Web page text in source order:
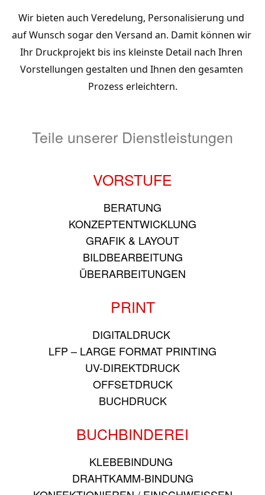
Wir bieten auch Veredelung, Personalisierung und
auf Wunsch sogar den Versand an. Damit können wir
Ihr Druckprojekt bis ins kleinste Detail nach Ihren
Vorstellungen gestalten und Ihnen den gesamten
Prozess erleichtern.
Teile unserer Dienstleistungen
VORSTUFE
BERATUNG
KONZEPTENTWICKLUNG
GRAFIK & LAYOUT
BILDBEARBEITUNG
ÜBERARBEITUNGEN
PRINT
DIGITALDRUCK
LFP – LARGE FORMAT PRINTING
UV-DIREKTDRUCK
OFFSETDRUCK
BUCHDRUCK
BUCHBINDEREI
KLEBEBINDUNG
DRAHTKAMM-BINDUNG